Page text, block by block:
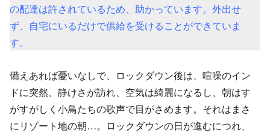
の配達は許されているため、助かっています。外出せ
ず、自宅にいるだけで供給を受けることができていま
す。
備えあれば憂いなしで、ロックダウン後は、喧噪のイン
ドに突然、静けさが訪れ、空気は綺麗になるし、朝はす
がすがしく小鳥たちの歌声で目がさめます。それはまさ
にリゾート地の朝…。ロックダウンの日が進むにつれ、